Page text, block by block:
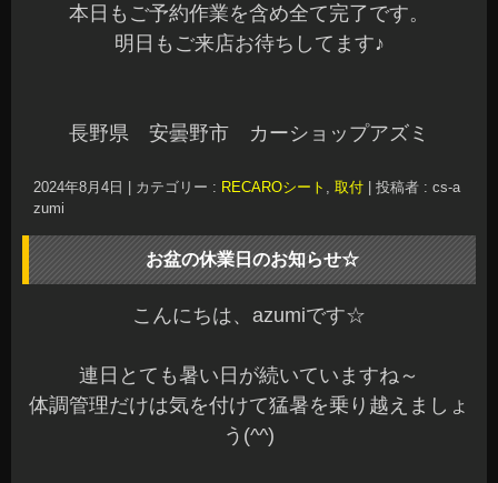
本日もご予約作業を含め全て完了です。
明日もご来店お待ちしてます♪
長野県 安曇野市 カーショップアズミ
2024年8月4日 カテゴリー : RECAROシート , 取付
投稿者 : cs-a
zumi
お盆の休業日のお知らせ☆
こんにちは、azumiです☆
連日とても暑い日が続いていますね～
体調管理だけは気を付けて猛暑を乗り越えましょ
う(^^)